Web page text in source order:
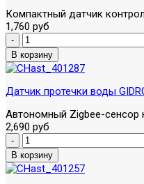
Компактный датчик
1,760 руб
Датчик протечки воды
Автономный Zigbee-сенсор
2,690 руб